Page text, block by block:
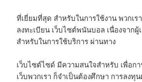
ที่เยี่ยมที่สุด สำหรับในการใช้งาน พวกเ
ลงทะเบียน เว็บไซต์พนันบอล เนื่องจากผู้
สำหรับในการใช้บริการ ผ่านทาง
เว็บไซต์ไซด์ มีความสนใจสำหรับ เพื่อก
เว็บพวกเรา ก็จำเป็นต้องศึกษา การลงทุ